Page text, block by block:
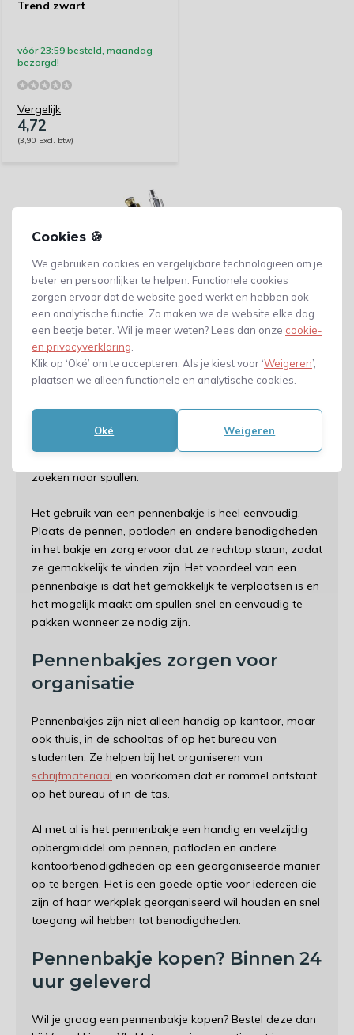
Cookies 🍪
We gebruiken cookies en vergelijkbare technologieën om je
beter en persoonlijker te helpen. Functionele cookies
zorgen ervoor dat de website goed werkt en hebben ook
een analytische functie. Zo maken we de website elke dag
een beetje beter. Wil je meer weten? Lees dan onze cookie-
en privacyverklaring
Klik op ‘Oké’ om te accepteren. Als je kiest voor ‘Weigeren’,
plaatsen we alleen functionele en analytische cookies.
Oké Weigeren
Trend zwart
vóór 23:59 besteld, maandag
bezorgd!
Vergelijk
4,72
(3,90 Excl. btw)
Eenpennenbakje kan niet alleen pennen en potloden
veelzijdig en handig hulpmiddel om de werkplek
zoeken naar spullen.
Het gebruik van een pennenbakje is heel eenvoudig.
Plaats de pennen, potloden en andere benodigdheden
in het bakje en zorg ervoor dat ze rechtop staan, zodat
ze gemakkelijk te vinden zijn. Het voordeel van een
pennenbakje is dat het gemakkelijk te verplaatsen is en
het mogelijk maakt om spullen snel en eenvoudig te
pakken wanneer ze nodig zijn.
Pennenbakjes zorgen voor
organisatie
Pennenbakjes zijn niet alleen handig op kantoor, maar
ook thuis, in de schooltas of op het bureau van
studenten. Ze helpen bij het organiseren van
schrijfmateriaal en voorkomen dat er rommel ontstaat
op het bureau of in de tas.
Al met al is het pennenbakje een handig en veelzijdig
opbergmiddel om pennen, potloden en andere
kantoorbenodigdheden op een georganiseerde manier
op te bergen. Het is een goede optie voor iedereen die
zijn of haar werkplek georganiseerd wil houden en snel
toegang wil hebben tot benodigdheden.
Pennenbakje kopen? Binnen 24
uur geleverd
Wil je graag een pennenbakje kopen? Bestel deze dan